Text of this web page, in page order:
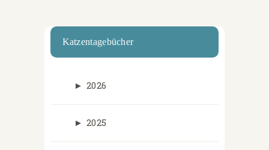
Katzentagebücher
► 2026
► 2025